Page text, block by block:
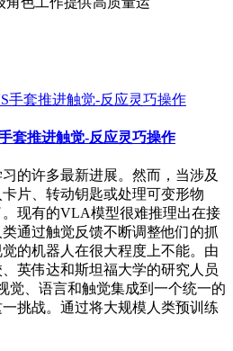
套推进触觉-反应灵巧操作
的许多最新进展。然而，当涉及
片、转动钥匙或处理可变形物
现有的VLA模型很难推理出在接
通过触觉反馈不断调整他们的抓
的机器人在很大程度上不能。由
英伟达和斯坦福大学的研究人员
觉、语言和触觉集成到一个统一的
挑战。通过将大规模人类预训练